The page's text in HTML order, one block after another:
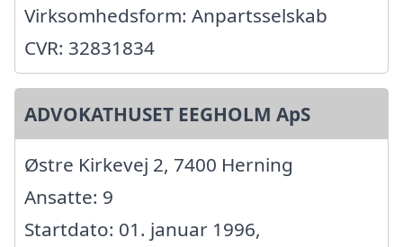
Virksomhedsform: Anpartsselskab
CVR: 32831834
ADVOKATHUSET EEGHOLM ApS
Østre Kirkevej 2, 7400 Herning
Ansatte: 9
Startdato: 01. januar 1996,